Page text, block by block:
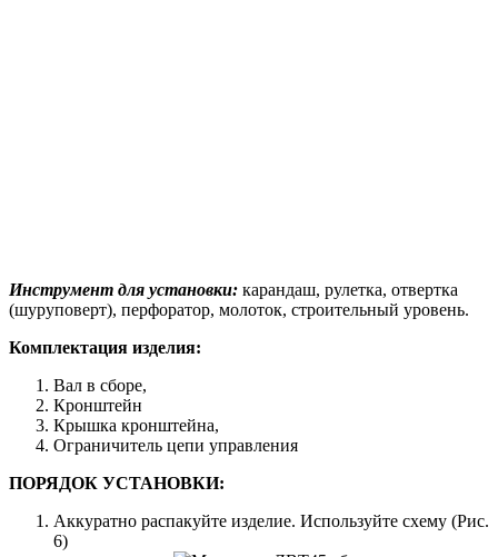
Инструмент для установки: карандаш, рулетка, отвертка
(шуруповерт), перфоратор, молоток, строительный уровень.
Комплектация изделия:
Вал в сборе,
Кронштейн
Крышка кронштейна,
Ограничитель цепи управления
ПОРЯДОК УСТАНОВКИ:
Аккуратно распакуйте изделие. Используйте схему (Рис.
6)